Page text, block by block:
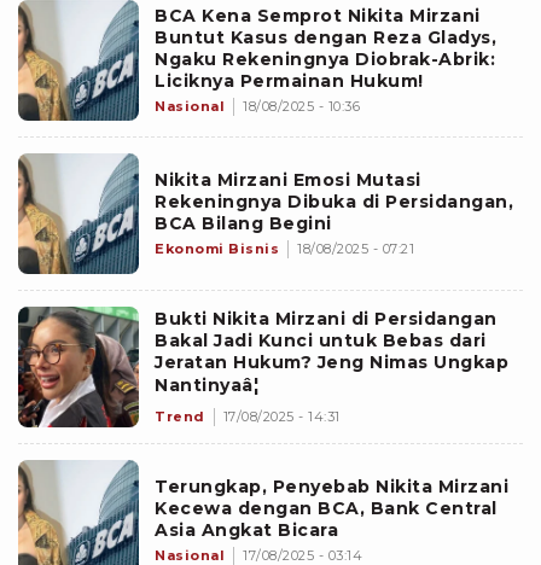
BCA Kena Semprot Nikita Mirzani
Buntut Kasus dengan Reza Gladys,
Ngaku Rekeningnya Diobrak-Abrik:
Liciknya Permainan Hukum!
Nasional 18/08/2025 - 10:36
Nikita Mirzani Emosi Mutasi
Rekeningnya Dibuka di Persidangan,
BCA Bilang Begini
Ekonomi Bisnis 18/08/2025 - 07:21
Bukti Nikita Mirzani di Persidangan
Bakal Jadi Kunci untuk Bebas dari
Jeratan Hukum? Jeng Nimas Ungkap
Nantinyaâ¦
Trend 17/08/2025 - 14:31
Terungkap, Penyebab Nikita Mirzani
Kecewa dengan BCA, Bank Central
Asia Angkat Bicara
Nasional 17/08/2025 - 03:14